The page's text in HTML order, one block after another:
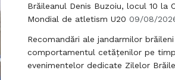
Brăileanul Denis Buzoiu, locul 10 la
Mondial de atletism U20 09/08/
Recomandări ale jandarmilor
comportamentul cetățenilor pe
evenimentelor dedicate Zilelor